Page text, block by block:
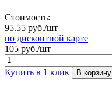
Стоимость:
95.55 руб./шт
по дисконтной карте
105 руб./шт
Купить в 1 клик В корзину